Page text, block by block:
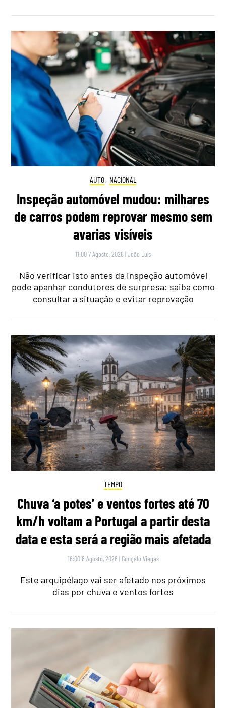
AUTO, NACIONAL
Inspeção automóvel mudou: milhares
de carros podem reprovar mesmo sem
avarias visíveis
11:00 7 Agosto, 2026 |João Luís
Não verificar isto antes da inspeção automóvel
pode apanhar condutores de surpresa: saiba como
consultar a situação e evitar reprovação
TEMPO
Chuva ‘a potes’ e ventos fortes até 70
km/h voltam a Portugal a partir desta
data e esta será a região mais afetada
16:00 8 Agosto, 2026 | Gonçalo Viegas
Este arquipélago vai ser afetado nos próximos
dias por chuva e ventos fortes